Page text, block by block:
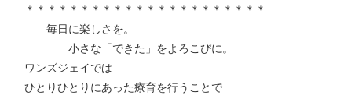
＊＊＊＊＊＊＊＊＊＊＊＊＊＊＊＊＊＊＊＊＊＊
毎日に楽しさを。
小さな「できた」をよろこびに。
ワンズジェイでは
ひとりひとりにあった療育を行うことで